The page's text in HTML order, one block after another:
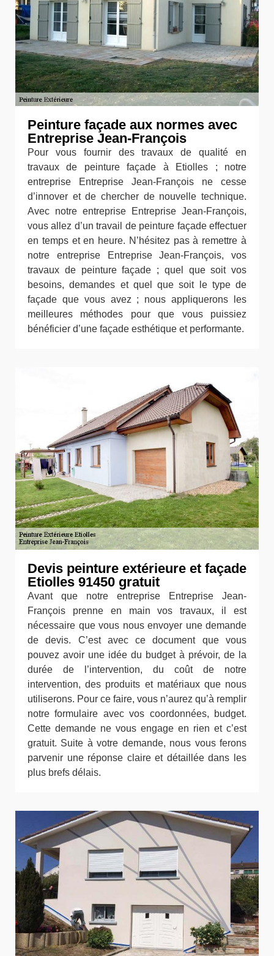
Peinture façade aux normes avec
Entreprise Jean-François
Pour vous fournir des travaux de qualité en
travaux de peinture façade à Etiolles ; notre
entreprise Entreprise Jean-François ne cesse
d’innover et de chercher de nouvelle technique.
Avec notre entreprise Entreprise Jean-François,
vous allez d’un travail de peinture façade effectuer
en temps et en heure. N’hésitez pas à remettre à
notre entreprise Entreprise Jean-François, vos
travaux de peinture façade ; quel que soit vos
besoins, demandes et quel que soit le type de
façade que vous avez ; nous appliquerons les
meilleures méthodes pour que vous puissiez
bénéficier d’une façade esthétique et performante.
Devis peinture extérieure et façade
Etiolles 91450 gratuit
Avant que notre entreprise Entreprise Jean-
François prenne en main vos travaux, il est
nécessaire que vous nous envoyer une demande
de devis. C’est avec ce document que vous
pouvez avoir une idée du budget à prévoir, de la
durée de l’intervention, du coût de notre
intervention, des produits et matériaux que nous
utiliserons. Pour ce faire, vous n’aurez qu’à remplir
notre formulaire avec vos coordonnées, budget.
Cette demande ne vous engage en rien et c’est
gratuit. Suite à votre demande, nous vous ferons
parvenir une réponse claire et détaillée dans les
plus brefs délais.